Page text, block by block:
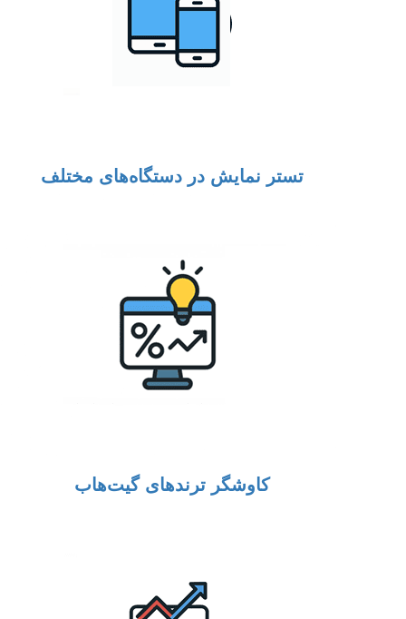
تستر نمایش در دستگاه‌های مختلف
کاوشگر ترندهای گیت‌هاب